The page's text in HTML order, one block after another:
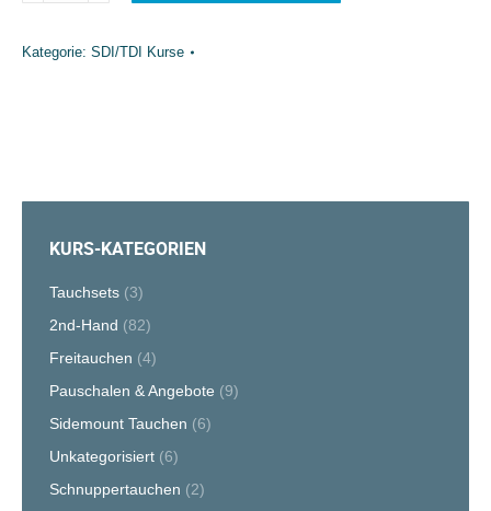
Menge
Kategorie: SDI/TDI Kurse
KURS-KATEGORIEN
Tauchsets (3)
2nd-Hand (82)
Freitauchen (4)
Pauschalen & Angebote (9)
Sidemount Tauchen (6)
Unkategorisiert (6)
Schnuppertauchen (2)